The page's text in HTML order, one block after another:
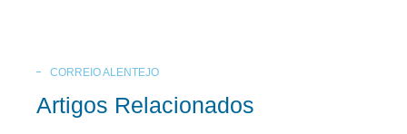
CORREIO ALENTEJO
Artigos Relacionados